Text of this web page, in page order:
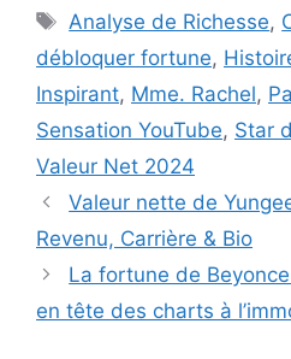
Tags
Analyse de Richesse,
débloquer fortune,
Inspirant, Mme. Rachel,
Sensation YouTube, Star
Valeur Net 2024
Valeur nette de
Revenu, Carrière & Bio
La fortune de
en tête des charts à